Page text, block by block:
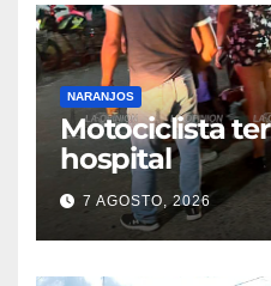
NARANJOS
Motociclista
hospital
7 AGOSTO, 2026